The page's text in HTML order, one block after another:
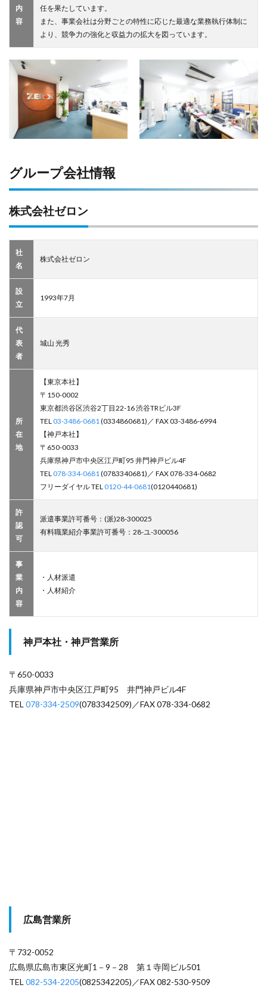
内
容
任を果たしています。
また、事業会社は分野ごとの特性に応じた最適な業務執行体制に
より、競争力の強化と収益力の拡大を図っています。
グループ会社情報
株式会社ゼロン
社
名
株式会社ゼロン
設
立
1993年7月
代
表
者
城山 光秀
所
在
地
【東京本社】
〒150-0002
東京都渋谷区渋谷2丁目22-16 渋谷TRビル3F
TEL 03-3486-0681 (0334860681)／ FAX 03-3486-6994
【神戸本社】
〒650-0033
兵庫県神戸市中央区江戸町95 井門神戸ビル4F
TEL 078-334-0681 (0783340681)／ FAX 078-334-0682
フリーダイヤル TEL 0120-44-0681(0120440681)
許
認
可
派遣事業許可番号：(派)28-300025
有料職業紹介事業許可番号：28-ユ-300056
事
業
内
容
・人材派遣
・人材紹介
神戸本社・神戸営業所
〒650-0033
兵庫県神戸市中央区江戸町95 井門神戸ビル4F
TEL 078-334-2509(0783342509)／FAX 078-334-0682
広島営業所
〒732-0052
広島県広島市東区光町1－9－28 第１寺岡ビル501
TEL 082-534-2205(0825342205)／FAX 082-530-9509